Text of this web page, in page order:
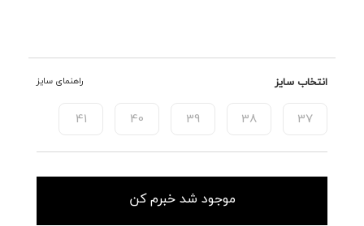
انتخاب سایز راهنمای سایز
37
38
39
40
41
موجود شد خبرم کن